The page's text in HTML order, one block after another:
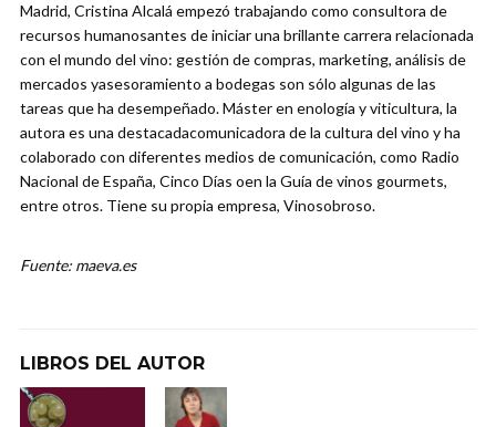
Madrid, Cristina Alcalá empezó trabajando como consultora de
recursos humanosantes de iniciar una brillante carrera relacionada
con el mundo del vino: gestión de compras, marketing, análisis de
mercados yasesoramiento a bodegas son sólo algunas de las
tareas que ha desempeñado. Máster en enología y viticultura, la
autora es una destacadacomunicadora de la cultura del vino y ha
colaborado con diferentes medios de comunicación, como Radio
Nacional de España, Cinco Días oen la Guía de vinos gourmets,
entre otros. Tiene su propia empresa, Vinosobroso.
Fuente: maeva.es
LIBROS DEL AUTOR